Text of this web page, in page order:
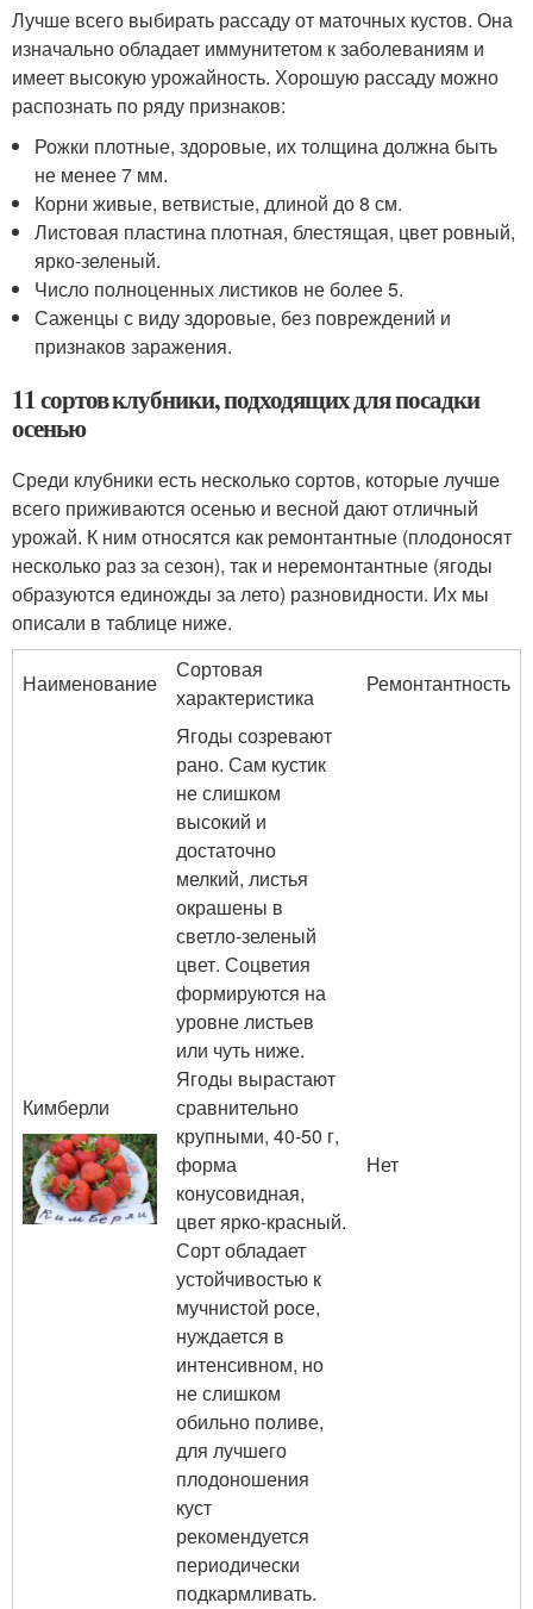
Лучше всего выбирать рассаду от маточных кустов. Она
изначально обладает иммунитетом к заболеваниям и
имеет высокую урожайность. Хорошую рассаду можно
распознать по ряду признаков:
Рожки плотные, здоровые, их толщина должна быть
не менее 7 мм.
Корни живые, ветвистые, длиной до 8 см.
Листовая пластина плотная, блестящая, цвет ровный,
ярко-зеленый.
Число полноценных листиков не более 5.
Саженцы с виду здоровые, без повреждений и
признаков заражения.
11 сортов клубники, подходящих для посадки
осенью
Среди клубники есть несколько сортов, которые лучше
всего приживаются осенью и весной дают отличный
урожай. К ним относятся как ремонтантные (плодоносят
несколько раз за сезон), так и неремонтантные (ягоды
образуются единожды за лето) разновидности. Их мы
описали в таблице ниже.
Наименование
Сортовая
характеристика
Ремонтантность
Кимберли
Ягоды созревают
рано. Сам кустик
не слишком
высокий и
достаточно
мелкий, листья
окрашены в
светло-зеленый
цвет. Соцветия
формируются на
уровне листьев
или чуть ниже.
Ягоды вырастают
сравнительно
крупными, 40-50 г,
форма
конусовидная,
цвет ярко-красный.
Сорт обладает
устойчивостью к
мучнистой росе,
нуждается в
интенсивном, но
не слишком
обильно поливе,
для лучшего
плодоношения
куст
рекомендуется
периодически
подкармливать.
Нет